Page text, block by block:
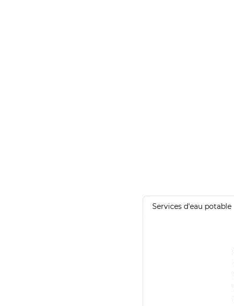
Services d'eau potable